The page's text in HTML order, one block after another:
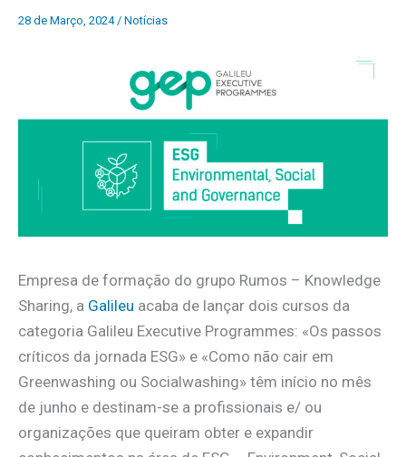
28 de Março, 2024 / Notícias
Empresa de formação do grupo Rumos – Knowledge
Sharing, a Galileu acaba de lançar dois cursos da
categoria Galileu Executive Programmes: «Os passos
críticos da jornada ESG» e «Como não cair em
Greenwashing ou Socialwashing» têm início no mês
de junho e destinam-se a profissionais e/ ou
organizações que queiram obter e expandir